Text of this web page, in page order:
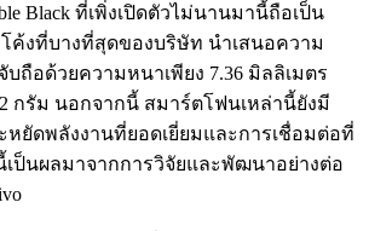
Black ที่เพิ่งเปิดตัวไม่นานมานี้ถือเป็น
งที่บางที่สุดของบริษัท นำเสนอความ
ถือด้วยความหนาเพียง 7.36 มิลลิเมตร
กรัม นอกจากนี้ สมาร์ตโฟนเหล่านี้ยังมี
ยัดพลังงานที่ยอดเยี่ยมและการเชื่อมต่อที่
ป็นผลมาจากการวิจัยและพัฒนาอย่างต่อ